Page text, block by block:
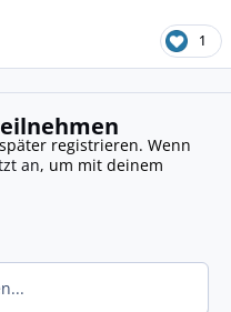
1
registrieren. Wenn
an, um mit deinem